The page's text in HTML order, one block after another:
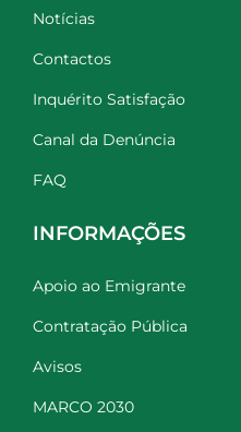
Notícias
Contactos
Inquérito Satisfação
Canal da Denúncia
FAQ
INFORMAÇÕES
Apoio ao Emigrante
Contratação Pública
Avisos
MARCO 2030